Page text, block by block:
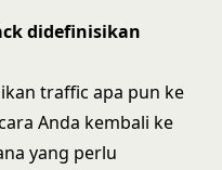
didefinisikan
traffic apa pun ke
Anda kembali ke
yang perlu